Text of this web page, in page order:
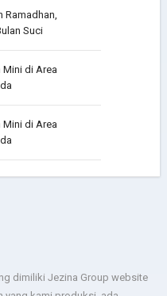
Ramadhan,
Suci
Mini di Area
Mini di Area
dimiliki Jezina Group website